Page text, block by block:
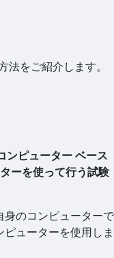
法をご紹介します。
ンピューター ベース
ーを使って行う試験
身のコンピューターで
ューターを使用しま